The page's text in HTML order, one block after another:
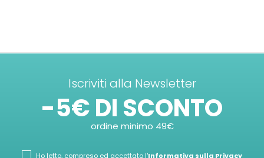
Iscriviti alla Newsletter
-5€ DI SCONTO
ordine minimo 49€
Ho letto, compreso ed accettato l'Informativa sulla Privacy